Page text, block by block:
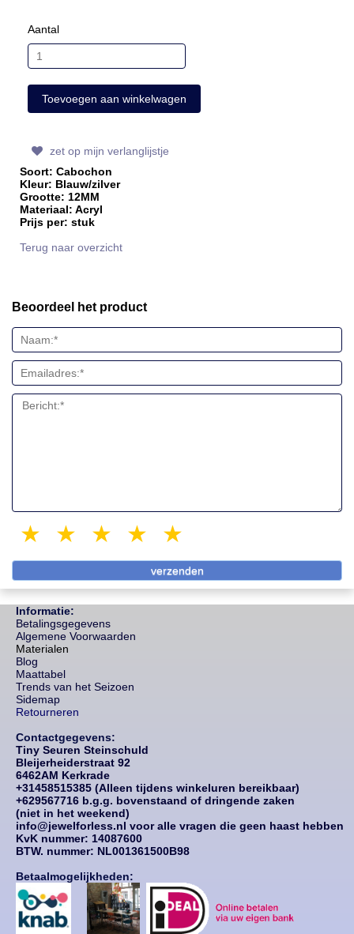
Aantal
zet op mijn verlanglijstje
Soort: Cabochon
Kleur: Blauw/zilver
Grootte: 12MM
Materiaal: Acryl
Prijs per: stuk
Terug naar overzicht
Beoordeel het product
4 stars
3 stars
2 stars
1 star
Informatie:
Betalingsgegevens
Algemene Voorwaarden
Materialen
Blog
Maattabel
Trends van het Seizoen
Sidemap
Retourneren
Contactgegevens:
Tiny Seuren Steinschuld
Bleijerheiderstraat 92
6462AM Kerkrade
+31458515385 (Alleen tijdens winkeluren bereikbaar)
+629567716 b.g.g. bovenstaand of dringende zaken
(niet in het weekend)
info@jewelforless.nl voor alle vragen die geen haast hebben
KvK nummer: 14087600
BTW. nummer: NL001361500B98
Betaalmogelijkheden: